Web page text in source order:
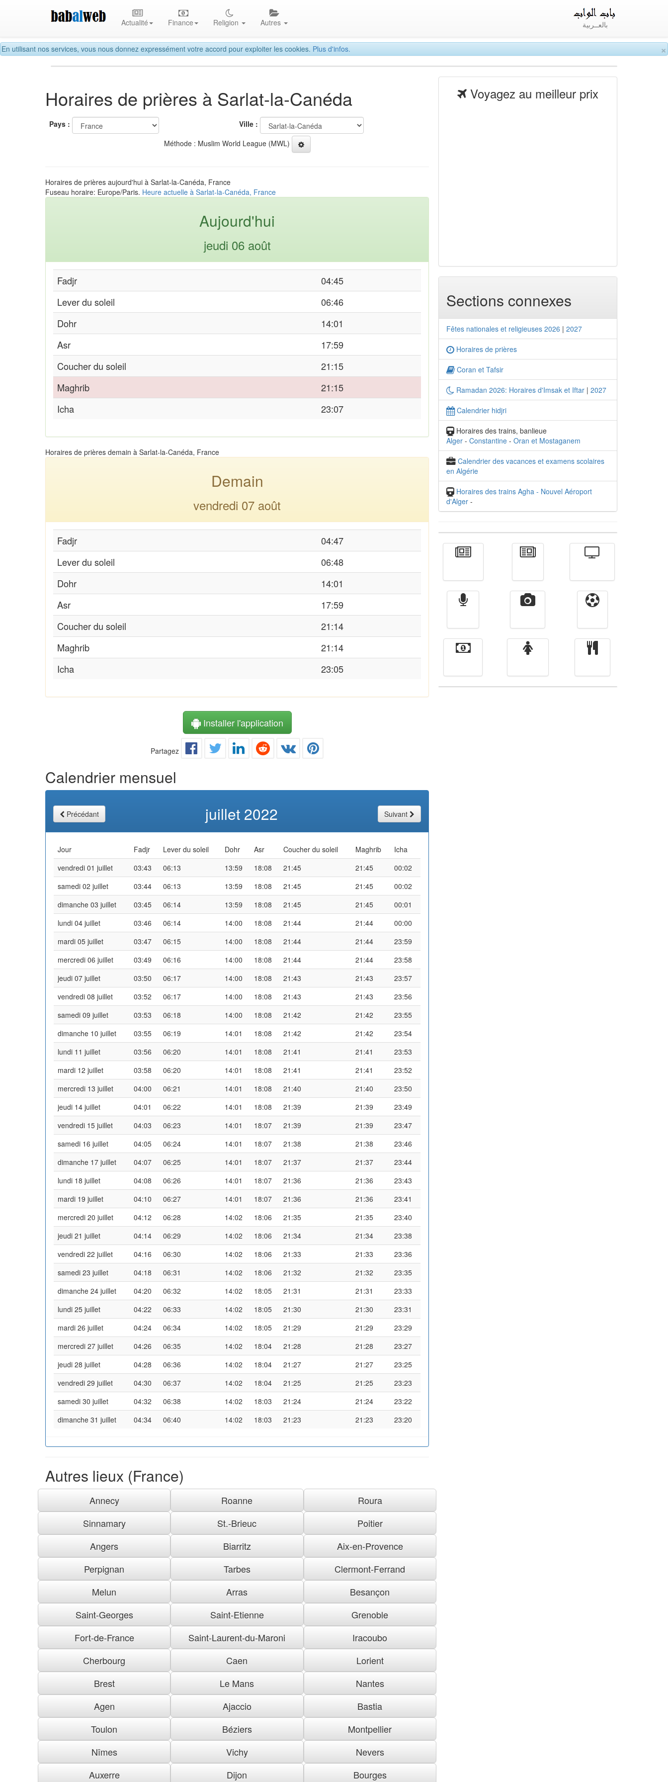
×
En utilisant nos services, vous nous donnez expressément votre accord pour exploiter les cookies. Plus d'infos.
Actualité Finance Religion Autres بالعــربية
Horaires de prières à Sarlat-la-Canéda
Pays :
Ville :
Méthode : Muslim World League (MWL)
Horaires de prières aujourd'hui à Sarlat-la-Canéda, France
Fuseau horaire: Europe/Paris. Heure actuelle à Sarlat-la-Canéda, France
Aujourd'hui
jeudi 06 août
Fadjr
04:45
Lever du soleil
06:46
Dohr
14:01
Asr
17:59
Coucher du soleil
21:15
Maghrib
21:15
Icha
23:07
Horaires de prières demain à Sarlat-la-Canéda, France
Demain
vendredi 07 août
Fadjr
04:47
Lever du soleil
06:48
Dohr
14:01
Asr
17:59
Coucher du soleil
21:14
Maghrib
21:14
Icha
23:05
Installer l'application
Partagez
Calendrier mensuel
Précédant juillet 2022 Suivant
Jour Fadjr Lever du soleil Dohr Asr Coucher du soleil Maghrib
Icha
vendredi 01 juillet
03:43 06:13 13:59 18:08 21:45 21:45
00:02
samedi 02 juillet
03:44 06:13 13:59 18:08 21:45 21:45
00:02
dimanche 03 juillet
03:45 06:14 13:59 18:08 21:45 21:45
00:01
lundi 04 juillet
03:46 06:14 14:00 18:08 21:44 21:44
00:00
mardi 05 juillet
03:47 06:15 14:00 18:08 21:44 21:44
23:59
mercredi 06 juillet
03:49 06:16 14:00 18:08 21:44 21:44
23:58
jeudi 07 juillet
03:50 06:17 14:00 18:08 21:43 21:43
23:57
vendredi 08 juillet
03:52 06:17 14:00 18:08 21:43 21:43
23:56
samedi 09 juillet
03:53 06:18 14:00 18:08 21:42 21:42
23:55
dimanche 10 juillet
03:55 06:19 14:01 18:08 21:42 21:42
23:54
lundi 11 juillet
03:56 06:20 14:01 18:08 21:41 21:41
23:53
mardi 12 juillet
03:58 06:20 14:01 18:08 21:41 21:41
23:52
mercredi 13 juillet
04:00 06:21 14:01 18:08 21:40 21:40
23:50
jeudi 14 juillet
04:01 06:22 14:01 18:08 21:39 21:39
23:49
vendredi 15 juillet
04:03 06:23 14:01 18:07 21:39 21:39
23:47
samedi 16 juillet
04:05 06:24 14:01 18:07 21:38 21:38
23:46
dimanche 17 juillet
04:07 06:25 14:01 18:07 21:37 21:37
23:44
lundi 18 juillet
04:08 06:26 14:01 18:07 21:36 21:36
23:43
mardi 19 juillet
04:10 06:27 14:01 18:07 21:36 21:36
23:41
mercredi 20 juillet
04:12 06:28 14:02 18:06 21:35 21:35
23:40
jeudi 21 juillet
04:14 06:29 14:02 18:06 21:34 21:34
23:38
vendredi 22 juillet
04:16 06:30 14:02 18:06 21:33 21:33
23:36
samedi 23 juillet
04:18 06:31 14:02 18:06 21:32 21:32
23:35
dimanche 24 juillet
04:20 06:32 14:02 18:05 21:31 21:31
23:33
lundi 25 juillet
04:22 06:33 14:02 18:05 21:30 21:30
23:31
mardi 26 juillet
04:24 06:34 14:02 18:05 21:29 21:29
23:29
mercredi 27 juillet
04:26 06:35 14:02 18:04 21:28 21:28
23:27
jeudi 28 juillet
04:28 06:36 14:02 18:04 21:27 21:27
23:25
vendredi 29 juillet
04:30 06:37 14:02 18:04 21:25 21:25
23:23
samedi 30 juillet
04:32 06:38 14:02 18:03 21:24 21:24
23:22
dimanche 31 juillet
04:34 06:40 14:02 18:03 21:23 21:23 23:20
Autres lieux (France)
Annecy Roanne
Roura
Sinnamary
St.-Brieuc
Poitier
Angers
Biarritz
Aix-en-Provence
Perpignan
Tarbes
Clermont-Ferrand
Melun
Arras
Besançon
Saint-Georges
Saint-Etienne
Grenoble
Fort-de-France
Saint-Laurent-du-Maroni
Iracoubo
Cherbourg
Caen
Lorient
Brest
Le Mans
Nantes
Agen
Ajaccio
Bastia
Toulon
Béziers
Montpellier
Nîmes
Vichy
Nevers
Auxerre
Dijon Bourges
Voyagez au meilleur prix
Sections connexes
Fêtes nationales et religieuses 2026 | 2027
Horaires de prières
Coran et Tafsir
Ramadan 2026: Horaires d'Imsak et Iftar | 2027
Calendrier hidjri
Horaires des trains, banlieue
Alger - Constantine - Oran et Mostaganem
Calendrier des vacances et examens scolaires
en Algérie
Horaires des trains Agha - Nouvel Aéroport
d'Alger -